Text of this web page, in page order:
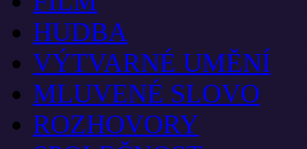
HUDBA
VÝTVARNÉ UMĚNÍ
MLUVENÉ SLOVO
ROZHOVORY